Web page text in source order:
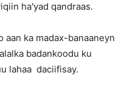
ha'yad qandraas.
aan ka madax-banaaneyn
badankoodu ku
lahaa daciifisay.